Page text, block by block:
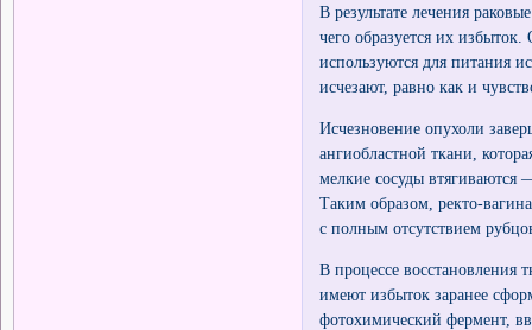
В результате лечения
чего образуется их
используются для питания
исчезают, равно как и
Исчезновение опухоли
ангиобластной ткани,
мелкие сосуды
Таким образом, ректо-
с полным отсутствием
В процессе восстановления
имеют избыток заранее
фотохимический фермент,